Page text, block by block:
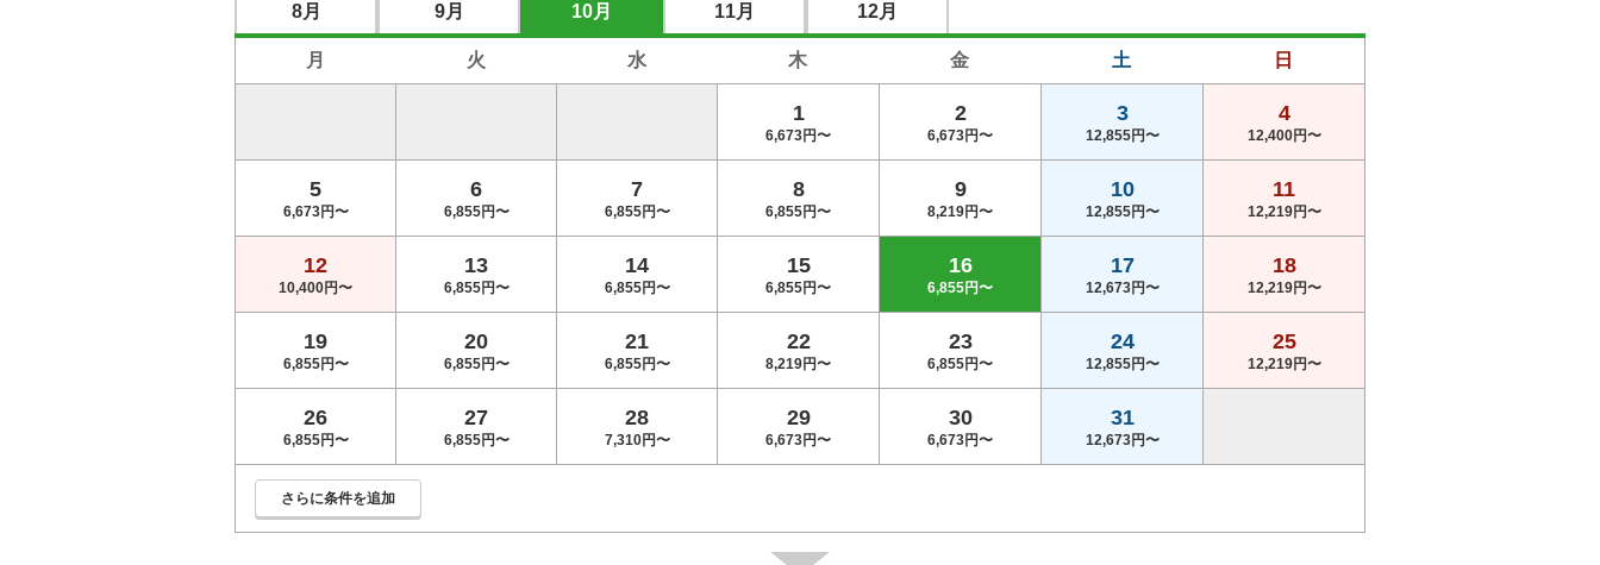
8月 9月 10月 11月 12月
月 火 水 木 金 土 日
1
6,673円〜
2
6,673円〜
3
12,855円〜
4
12,400円〜
5
6,673円〜
6
6,855円〜
7
6,855円〜
8
6,855円〜
9
8,219円〜
10
12,855円〜
11
12,219円〜
12
10,400円〜
13
6,855円〜
14
6,855円〜
15
6,855円〜
16
6,855円〜
17
12,673円〜
18
12,219円〜
19
6,855円〜
20
6,855円〜
21
6,855円〜
22
8,219円〜
23
6,855円〜
24
12,855円〜
25
12,219円〜
26
6,855円〜
27
6,855円〜
28
7,310円〜
29
6,673円〜
30
6,673円〜
31
12,673円〜
さらに条件を追加